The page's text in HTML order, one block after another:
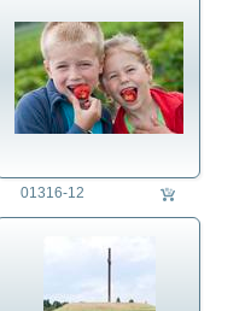
Architektur
Assoziative Themen
Brauchtum
Denkmalpflege
Ernährung
Forschung/Wissenschaft
Freizeit
01316-12